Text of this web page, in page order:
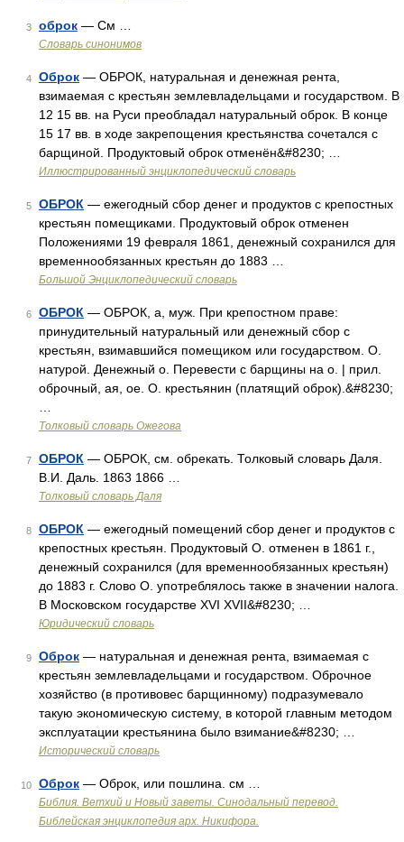
3 оброк — См …
Словарь синонимов
4 Оброк — ОБРОК, натуральная и денежная рента,
взимаемая с крестьян землевладельцами и государством. В
12 15 вв. на Руси преобладал натуральный оброк. В конце
15 17 вв. в ходе закрепощения крестьянства сочетался с
барщиной. Продуктовый оброк отменён&#8230; …
Иллюстрированный энциклопедический словарь
5 ОБРОК — ежегодный сбор денег и продуктов с крепостных
крестьян помещиками. Продуктовый оброк отменен
Положениями 19 февраля 1861, денежный сохранился для
временнообязанных крестьян до 1883 …
Большой Энциклопедический словарь
6 ОБРОК — ОБРОК, а, муж. При крепостном праве:
принудительный натуральный или денежный сбор с
крестьян, взимавшийся помещиком или государством. О.
натурой. Денежный о. Перевести с барщины на о. | прил.
оброчный, ая, ое. О. крестьянин (платящий оброк).&#8230;
Толковый словарь Ожегова
7 ОБРОК — ОБРОК, см. обрекать. Толковый словарь Даля.
В.И. Даль. 1863 1866 …
Толковый словарь Даля
8 ОБРОК — ежегодный помещений сбор денег и продуктов с
крепостных крестьян. Продуктовый О. отменен в 1861 г.,
денежный сохранился (для временнообязанных крестьян)
до 1883 г. Слово О. употреблялось также в значении налога.
В Московском государстве XVI XVII&#8230; …
Юридический словарь
9 Оброк — натуральная и денежная рента, взимаемая с
крестьян землевладельцами и государством. Оброчное
хозяйство (в противовес барщинному) подразумевало
такую экономическую систему, в которой главным методом
эксплуатации крестьянина было взимание&#8230; …
Исторический словарь
10 Оброк — Оброк, или пошлина. см …
Библия. Ветхий и Новый заветы. Синодальный перевод.
Библейская энциклопедия арх. Никифора.